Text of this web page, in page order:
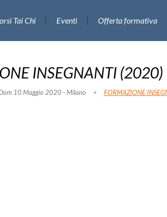
Tai Chi Eventi Offerta formativa
INSEGNANTI (2020)
10 Maggio 2020 - Milano > FORMAZIONE